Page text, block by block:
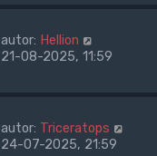
autor: Hellion
21-08-2025, 11:59
autor: Triceratops
24-07-2025, 21:59